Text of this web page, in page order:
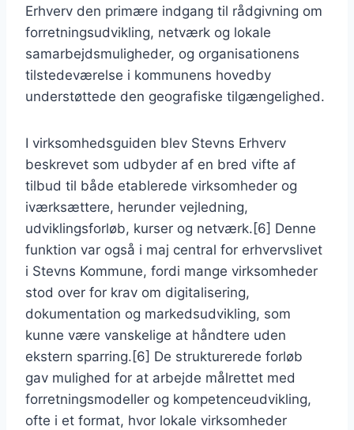
Erhverv den primære indgang til rådgivning om
forretningsudvikling, netværk og lokale
samarbejdsmuligheder, og organisationens
tilstedeværelse i kommunens hovedby
understøttede den geografiske tilgængelighed.
I virksomhedsguiden blev Stevns Erhverv
beskrevet som udbyder af en bred vifte af
tilbud til både etablerede virksomheder og
iværksættere, herunder vejledning,
udviklingsforløb, kurser og netværk.[6] Denne
funktion var også i maj central for erhvervslivet
i Stevns Kommune, fordi mange virksomheder
stod over for krav om digitalisering,
dokumentation og markedsudvikling, som
kunne være vanskelige at håndtere uden
ekstern sparring.[6] De strukturerede forløb
gav mulighed for at arbejde målrettet med
forretningsmodeller og kompetenceudvikling,
ofte i et format, hvor lokale virksomheder